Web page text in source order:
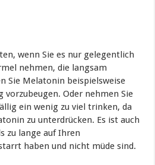
wenn Sie es nur gelegentlich
nehmen, die langsam
Sie Melatonin beispielsweise
vorzubeugen. Oder nehmen Sie
ein wenig zu viel trinken, da
zu unterdrücken. Es ist auch
zu lange auf Ihren
haben und nicht müde sind.